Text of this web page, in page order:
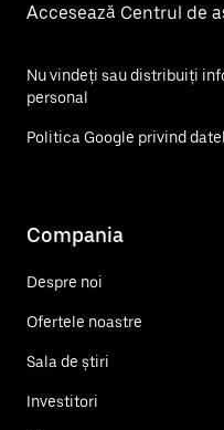
Accesează Centrul de
Nu vindeți sau distribuiți
personal
Politica Google privind
Compania
Despre noi
Ofertele noastre
Sala de știri
Investitori